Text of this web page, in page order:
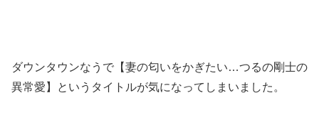
ダウンタウンなうで【妻の匂いをかぎたい…つるの剛士の
異常愛】というタイトルが気になってしまいました。